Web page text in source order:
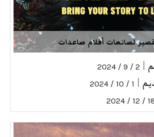
لصانعات أفلام صاعدات
2 / 9 / 2024
1 / 10 / 2024
18 / 12 /